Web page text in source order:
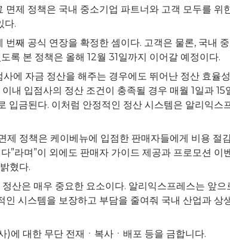
제 정책은 국내 중소기업 파트너와 고객 모두를 위
다.
째 공식 연장을 확정한 셈이다. 고객은 물론, 국내
록 본 정책은 올해 12월 31일까지 이어갈 예정이다.
에 자금 정산을 해주는 경우에도 뛰어난 정산 효율
내 입점사의 정산 조건이 충족될 경우 매월 1일과 15
입금된다. 이처럼 안정적인 정산 시스템은 알리익스
제 정책은 케이베뉴에 입점한 판매자들에게 비용 절
”라며”이 외에도 판매자 가이드 제공과 프로모션 이
혔다.
산은 매우 중요한 요소이다. 알리익스프레스는 앞으
시스템을 보장하고 부담을 줄여줘 국내 산업과 상
대한 무단 전재ㆍ복사ㆍ배포 등을 금합니다.